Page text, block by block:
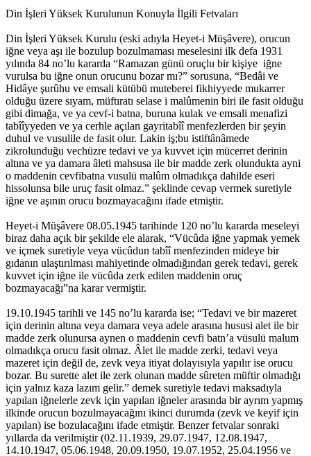
Din İşleri Yüksek Kurulunun Konuyla İlgili Fetvaları
Din İşleri Yüksek Kurulu (eski adıyla Heyet-i Müşâvere), orucun
iğne veya aşı ile bozulup bozulmaması meselesini ilk defa 1931
yılında 84 no’lu kararda “Ramazan günü oruçlu bir kişiye iğne
vurulsa bu iğne onun orucunu bozar mı?” sorusuna, “Bedâi ve
Hidâye şurûhu ve emsali kütübü muteberei fikhiyyede mukarrer
olduğu üzere sıyam, müftıratı selase i malûmenin biri ile fasit olduğu
gibi dimağa, ve ya cevf-i batna, buruna kulak ve emsali menafizi
tabîîyyeden ve ya cerhle açılan gayritabîî menfezlerden bir şeyin
duhul ve vusulile de fasit olur. Lakin iş;bu istiftânâmede
zikrolunduğu vechüzre tedavi ve ya kuvvet için mücerret derinin
altına ve ya damara âleti mahsusa ile bir madde zerk olundukta ayni
o maddenin cevfibatna vusulü malûm olmadıkça dahilde eseri
hissolunsa bile uruç fasit olmaz.” şeklinde cevap vermek suretiyle
iğne ve aşının orucu bozmayacağını ifade etmiştir.
Heyet-i Müşâvere 08.05.1945 tarihinde 120 no’lu kararda meseleyi
biraz daha açık bir şekilde ele alarak, “Vücûda iğne yapmak yemek
ve içmek suretiyle veya vücûdun tabîî menfezinden mideye bir
gıdanın ulaştırılması mahiyetinde olmadığından gerek tedavi, gerek
kuvvet için iğne ile vücûda zerk edilen maddenin oruç
bozmayacağı”na karar vermiştir.
19.10.1945 tarihli ve 145 no’lu kararda ise; “Tedavi ve bir mazeret
için derinin altına veya damara veya adele arasına hususi alet ile bir
madde zerk olunursa aynen o maddenin cevfi batn’a vüsulü malum
olmadıkça orucu fasit olmaz. Âlet ile madde zerki, tedavi veya
mazeret için değil de, zevk veya itiyat dolayısıyla yapılır ise orucu
bozar. Bu surette alet ile zerk olunan madde sûreten müftir olmadığı
için yalnız kaza lazım gelir.” demek suretiyle tedavi maksadıyla
yapılan iğnelerle zevk için yapılan iğneler arasında bir ayrım yapmış
ilkinde orucun bozulmayacağını ikinci durumda (zevk ve keyif için
yapılan) ise bozulacağını ifade etmiştir. Benzer fetvalar sonraki
yıllarda da verilmiştir (02.11.1939, 29.07.1947, 12.08.1947,
14.10.1947, 05.06.1948, 20.09.1950, 19.07.1952, 25.04.1956 ve